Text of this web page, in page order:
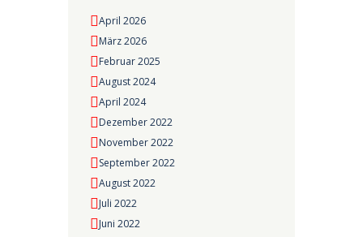
April 2026
März 2026
Februar 2025
August 2024
April 2024
Dezember 2022
November 2022
September 2022
August 2022
Juli 2022
Juni 2022